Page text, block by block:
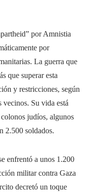
por Amnistia
por
La guerra que
que superar esta
y restricciones, según
vecinos. Su vida está
judíos, algunos
2.500 soldados.
enfrentó a unos 1.200
militar contra Gaza
decretó un toque